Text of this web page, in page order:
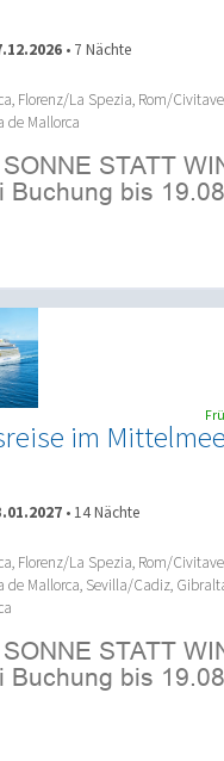
• 7 Nächte
Florenz/La Spezia, Rom/
de Mallorca
im
• 14 Nächte
Florenz/La Spezia, Rom/
de Mallorca, Sevilla/Cadiz,